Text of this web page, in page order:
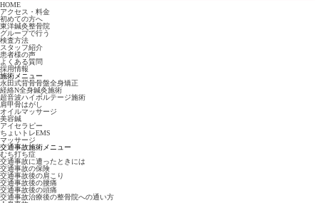
HOME
アクセス・料金
初めての方へ
東洋鍼灸整骨院
グループで行う
検査方法
スタッフ紹介
患者様の声
よくある質問
採用情報
施術メニュー
永田式背骨骨盤全身矯正
経絡N全身鍼灸施術
超音波ハイボルテージ施術
肩甲骨はがし
オイルマッサージ
美容鍼
アイセラピー
ちょいトレEMS
マッサージ
交通事故施術メニュー
むち打ち症
交通事故に遭ったときには
交通事故の保険
交通事故後の肩こり
交通事故後の腰痛
交通事故後の頭痛
交通事故治療後の整骨院への通い方